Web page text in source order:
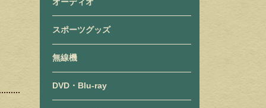
スポーツグッズ
無線機
DVD・Blu-ray